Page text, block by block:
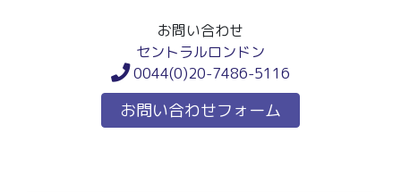
お問い合わせ
セントラルロンドン
0044(0)20-7486-5116
お問い合わせフォーム